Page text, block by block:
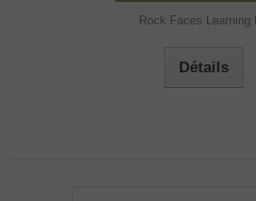
Rock Faces Learning
Détails